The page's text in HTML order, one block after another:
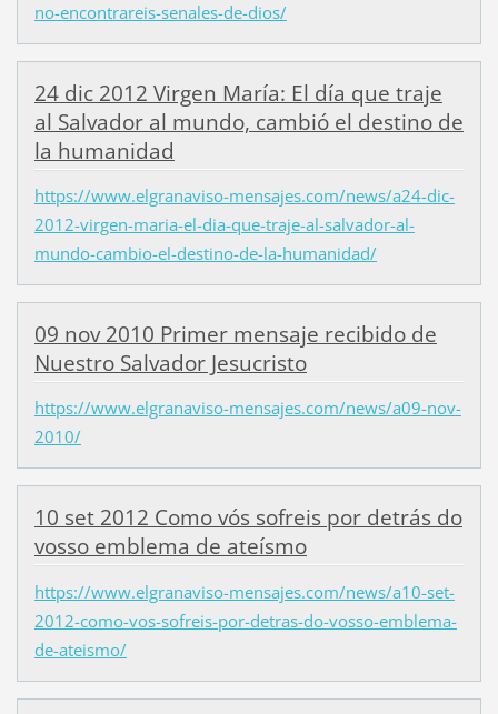
no-encontrareis-senales-de-dios/
24 dic 2012 Virgen María: El día que traje
al Salvador al mundo, cambió el destino de
la humanidad
https://www.elgranaviso-mensajes.com/news/a24-dic-
2012-virgen-maria-el-dia-que-traje-al-salvador-al-
mundo-cambio-el-destino-de-la-humanidad/
09 nov 2010 Primer mensaje recibido de
Nuestro Salvador Jesucristo
https://www.elgranaviso-mensajes.com/news/a09-nov-
2010/
10 set 2012 Como vós sofreis por detrás do
vosso emblema de ateísmo
https://www.elgranaviso-mensajes.com/news/a10-set-
2012-como-vos-sofreis-por-detras-do-vosso-emblema-
de-ateismo/